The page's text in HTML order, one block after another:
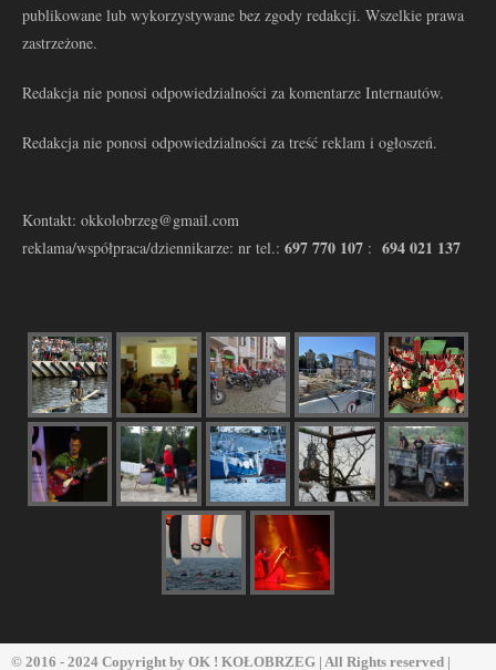
publikowane lub wykorzystywane bez zgody redakcji. Wszelkie prawa
zastrzeżone.
Redakcja nie ponosi odpowiedzialności za komentarze Internautów.
Redakcja nie ponosi odpowiedzialności za treść reklam i ogłoszeń.
Kontakt: okkolobrzeg@gmail.com
reklama/współpraca/dziennikarze: nr tel.: 697 770 107 : 694 021 137
© 2016 - 2024 Copyright by OK ! KOŁOBRZEG | All Rights reserved |